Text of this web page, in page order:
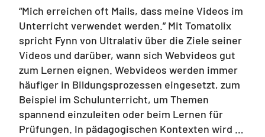
“Mich erreichen oft Mails, dass meine Videos im
Unterricht verwendet werden.” Mit Tomatolix
spricht Fynn von Ultralativ über die Ziele seiner
Videos und darüber, wann sich Webvideos gut
zum Lernen eignen. Webvideos werden immer
häufiger in Bildungsprozessen eingesetzt, zum
Beispiel im Schulunterricht, um Themen
spannend einzuleiten oder beim Lernen für
Prüfungen. In pädagogischen Kontexten wird …